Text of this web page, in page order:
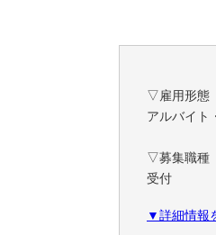
▽雇用形態
アルバイト
▽募集職種
受付
▽給与
▼詳細情報